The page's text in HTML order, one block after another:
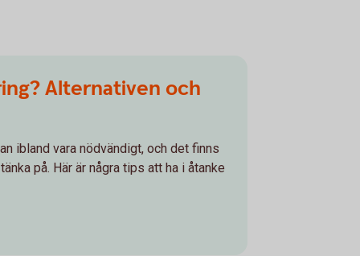
Alternativen och
ibland vara nödvändigt, och det finns
på. Här är några tips att ha i åtanke